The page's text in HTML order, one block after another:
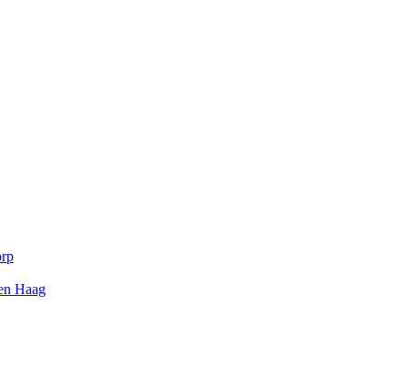
Haag